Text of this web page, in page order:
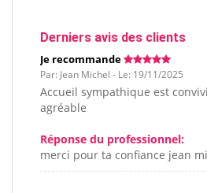
Derniers avis des clients
Je recommande
Par: Jean Michel - Le: 19/11/2025
Accueil sympathique est
agréable
Réponse du professionnel:
merci pour ta confiance jean